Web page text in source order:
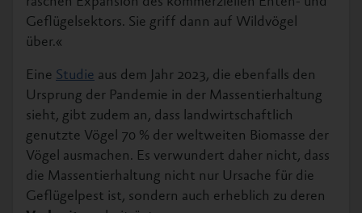
Geflügelsektors. Sie griff dann auf Wildvögel
über.«
Eine Studie aus dem Jahr 2023, die ebenfalls den
Ursprung der Pandemie in der Massentierhaltung
sieht, gibt zudem an, dass landwirtschaftlich
genutzte Vögel 70 % der weltweiten Biomasse der
Vögel ausmachen. Es verwundert daher nicht, dass
die Massentierhaltung nicht nur Ursache für die
Geflügelpest ist, sondern auch erheblich zu deren